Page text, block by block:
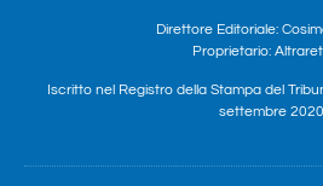
Direttore Editoriale:
Proprietario:
Iscritto nel Registro della Stampa del
settembre 2020